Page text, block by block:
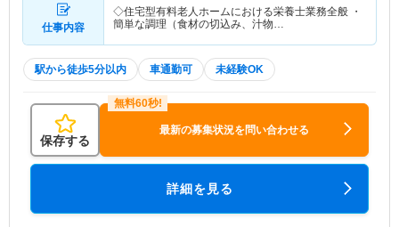
仕事内容
◇住宅型有料老人ホームにおける栄養士業務全般 ・
簡単な調理（食材の切込み、汁物…
駅から徒歩5分以内 車通勤可 未経験OK
保存する
最新の募集状況を問い合わせる
詳細を見る